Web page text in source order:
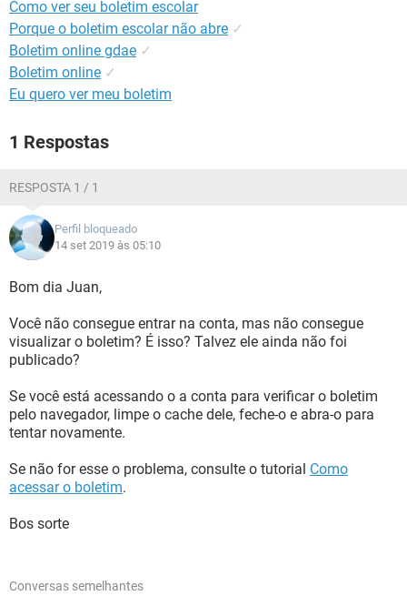
Como ver seu boletim escolar
Porque o boletim escolar não abre ✓
Boletim online gdae ✓
Boletim online ✓
Eu quero ver meu boletim
1 Respostas
RESPOSTA 1 / 1
Perfil bloqueado
14 set 2019 às 05:10
Bom dia Juan,
Você não consegue entrar na conta, mas não consegue
visualizar o boletim? É isso? Talvez ele ainda não foi
publicado?
Se você está acessando o a conta para verificar o boletim
pelo navegador, limpe o cache dele, feche-o e abra-o para
tentar novamente.
Se não for esse o problema, consulte o tutorial Como
acessar o boletim.
Bos sorte
Conversas semelhantes